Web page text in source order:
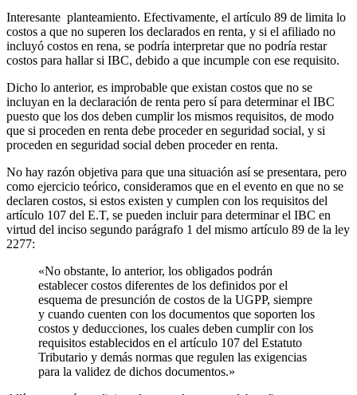
Interesante planteamiento. Efectivamente, el artículo 89 de limita lo
costos a que no superen los declarados en renta, y si el afiliado no
incluyó costos en rena, se podría interpretar que no podría restar
costos para hallar si IBC, debido a que incumple con ese requisito.
Dicho lo anterior, es improbable que existan costos que no se
incluyan en la declaración de renta pero sí para determinar el IBC
puesto que los dos deben cumplir los mismos requisitos, de modo
que si proceden en renta debe proceder en seguridad social, y si
proceden en seguridad social deben proceder en renta.
No hay razón objetiva para que una situación así se presentara, pero
como ejercicio teórico, consideramos que en el evento en que no se
declaren costos, si estos existen y cumplen con los requisitos del
artículo 107 del E.T, se pueden incluir para determinar el IBC en
virtud del inciso segundo parágrafo 1 del mismo artículo 89 de la ley
2277:
«No obstante, lo anterior, los obligados podrán
establecer costos diferentes de los definidos por el
esquema de presunción de costos de la UGPP, siempre
y cuando cuenten con los documentos que soporten los
costos y deducciones, los cuales deben cumplir con los
requisitos establecidos en el artículo 107 del Estatuto
Tributario y demás normas que regulen las exigencias
para la validez de dichos documentos.»